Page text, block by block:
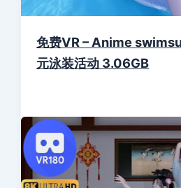
免费VR – Anime
元泳装活动 3.06GB